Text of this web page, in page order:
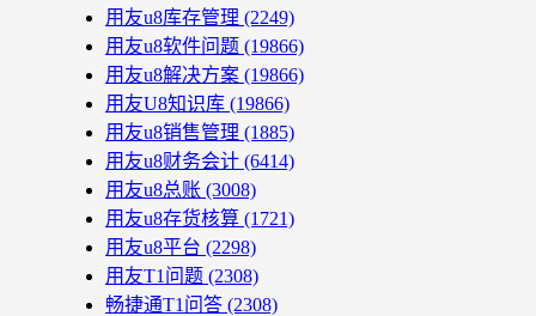
用友u8库存管理 (2249)
用友u8软件问题 (19866)
用友u8解决方案 (19866)
用友U8知识库 (19866)
用友u8销售管理 (1885)
用友u8财务会计 (6414)
用友u8总账 (3008)
用友u8存货核算 (1721)
用友u8平台 (2298)
用友T1问题 (2308)
畅捷通T1问答 (2308)